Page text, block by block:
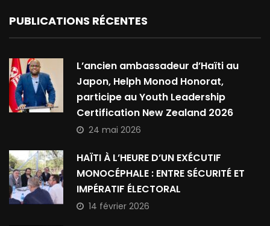
PUBLICATIONS RÉCENTES
L’ancien ambassadeur d’Haïti au
Japon, Helph Monod Honorat,
participe au Youth Leadership
Certification New Zealand 2026
24 mai 2026
HAÏTI À L’HEURE D’UN EXÉCUTIF
MONOCÉPHALE : ENTRE SÉCURITÉ ET
IMPÉRATIF ÉLECTORAL
14 février 2026